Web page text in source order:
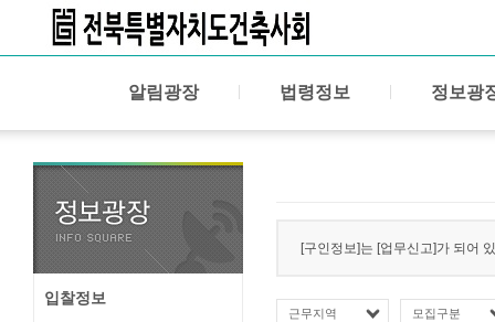
알림광장 법령정보 정보광
입찰정보
[구인정보]는 [업무신고]가 되어
근무지역 모집구분